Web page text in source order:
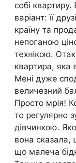
собі
варіант: її
країну та
непоганою
технікою.
квартира,
Мені дуже
величезний
Просто мрія!
то регулярно
дівчинкою.
вона сказала,
що малеча